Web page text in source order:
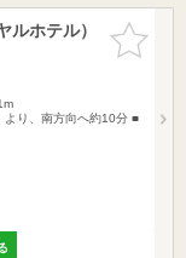
お気に入
りに追加
ホテル）
より、南方向へ約10分 ■